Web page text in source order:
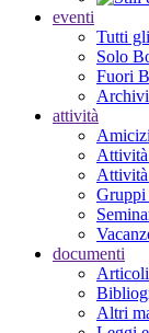
eventi
Tutti
Solo
Fuori
attività
Attività
Gruppi
documenti
Articoli
Altri